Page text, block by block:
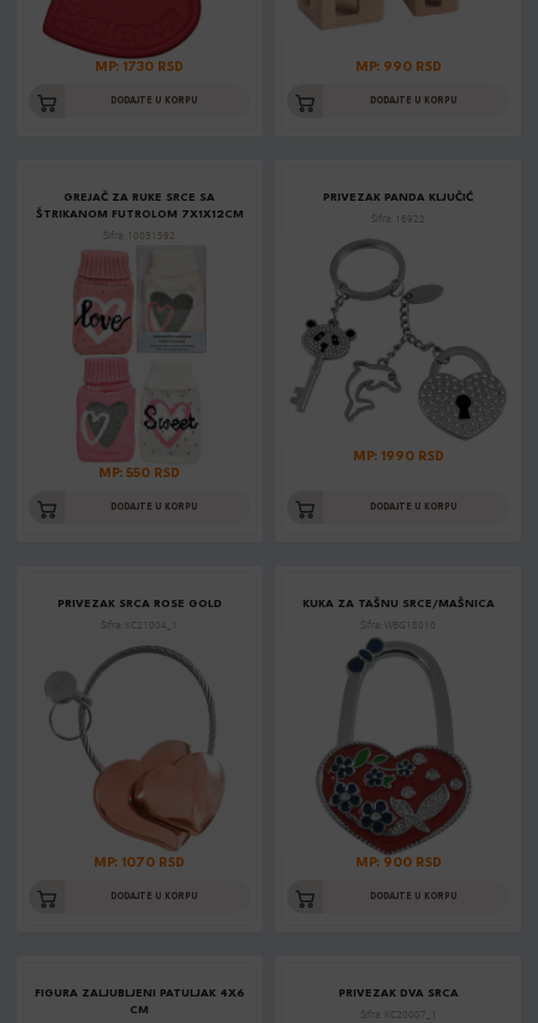
MP: 1730 RSD
DODAJTE U KORPU
MP: 990 RSD
DODAJTE U KORPU
GREJAČ ZA RUKE SRCE SA
ŠTRIKANOM FUTROLOM 7X1X12CM
Šifra: 10031592
MP: 550 RSD
DODAJTE U KORPU
PRIVEZAK PANDA KLJUČIĆ
Šifra: 16922
MP: 1990 RSD
DODAJTE U KORPU
PRIVEZAK SRCA ROSE GOLD
Šifra: KC21004_1
MP: 1070 RSD
DODAJTE U KORPU
KUKA ZA TAŠNU SRCE/MAŠNICA
Šifra: WBG18010
MP: 900 RSD
DODAJTE U KORPU
FIGURA ZALJUBLJENI PATULJAK 4X6
CM
PRIVEZAK DVA SRCA
Šifra: KC20007_1